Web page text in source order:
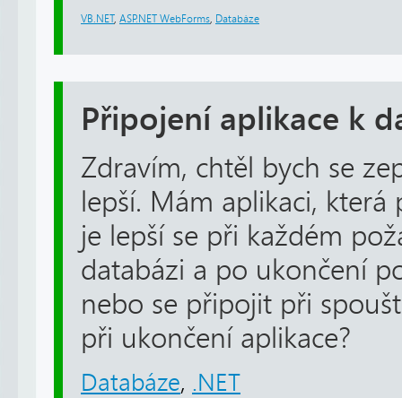
VB.NET, ASP.NET WebForms Databáze
Připojení aplikace k
Zdravím, chtěl bych se
lepší. Mám aplikaci, která
je lepší se při každém
databázi a po ukončení
nebo se připojit při
při ukončení aplikace?
Databáze, .NET